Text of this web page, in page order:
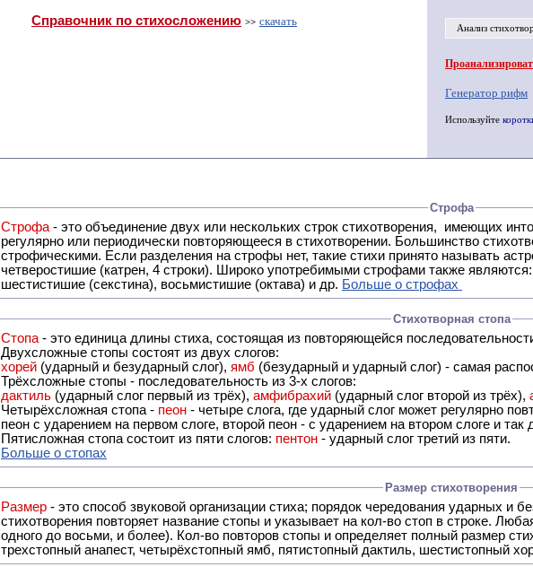
Справочник по стихосложению >> скачать
Анализ
Генератор рифм
Используйте
Строфа
Строфа - это объединение двух или нескольких строк стихотворения, имеющих интонационное сходство или общую систему рифм, и
регулярно или периодически повторяющееся в стихотворении. Большинство стихотворений делятся на строфы и т.о. являются
строфическими. Если разделения на строфы нет, такие стихи принято называть астрофическими. Самая популярная строфа в русской поэзии -
четверостишие (катрен, 4 строки). Широко употребимыми строфами также
шестистишие (секстина), восьмистишие (октава) и др. Больше о строфах
Стихотворная стопа
Стопа - это единица длины стиха, состоящая из повторяющейся
Двухсложные стопы состоят из двух слогов:
хорей (ударный и безударный слог), ямб (безударный и ударный слог) - самая
Трёхсложные стопы - последовательность из 3-х слогов:
дактиль (ударный слог первый из трёх), амфибрахий (ударный слог второй из трёх),
Четырёхсложная стопа - пеон - четыре слога, где ударный слог может регулярно
пеон с ударением на первом слоге, второй пеон - с ударением на втором слоге и так
Пятисложная стопа состоит из пяти слогов: пентон - ударный слог третий из пяти.
Больше о стопах
Размер стихотворения
Размер - это способ звуковой организации стиха; порядок чередования ударных и
стихотворения повторяет название стопы и указывает на кол-во стоп в строке.
одного до восьми, и более). Кол-во повторов стопы и определяет полный размер
трехстопный анапест, четырёхстопный ямб, пятистопный дактиль, шестистопный